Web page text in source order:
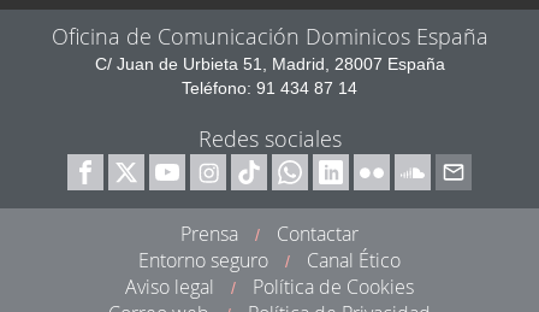
Oficina de Comunicación Dominicos España
C/ Juan de Urbieta 51, Madrid, 28007 España
Teléfono: 91 434 87 14
Redes sociales
Prensa /
Contactar
Entorno seguro
/
Canal Ético
Aviso legal
/
Política de Cookies